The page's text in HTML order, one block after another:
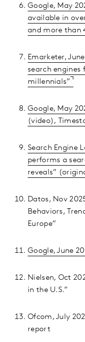
Google, May
available in
and more than
Emarketer,
search engines
millennials”
Google, May
(video),
Search Engine
performs a
reveals”
Datos, Nov
Behaviors,
Europe”
Google, June
Nielsen, Oct
in the U.S.”
Ofcom, July
report